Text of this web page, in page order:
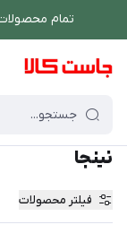
تمام
فروشگاه اینترنتی جاست
نینجا
فیلتر محصولات